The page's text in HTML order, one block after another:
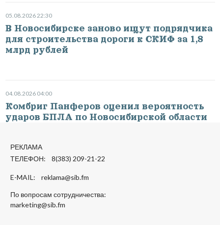
05.08.2026 22:30
В Новосибирске заново ищут подрядчика
для строительства дороги к СКИФ за 1,8
млрд рублей
04.08.2026 04:00
Комбриг Панферов оценил вероятность
ударов БПЛА по Новосибирской области
РЕКЛАМА
ТЕЛЕФОН: 8(383) 209-21-22
E-MAIL: reklama@sib.fm
По вопросам сотрудничества:
marketing@sib.fm